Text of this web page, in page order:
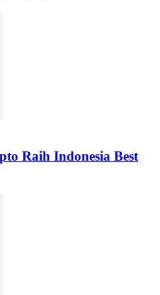
Raih Indonesia Best